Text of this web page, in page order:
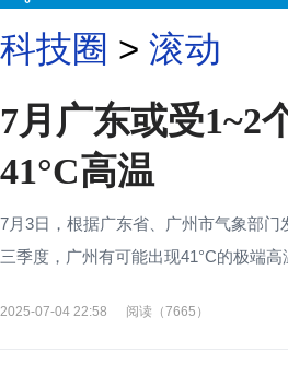
科技圈 > 滚动
7月广东或受1~2
41°C高温
7月3日，根据广东省、广州市气象部
三季度，广州有可能出现41°C的极端
2025-07-04 22:58 阅读（7665）